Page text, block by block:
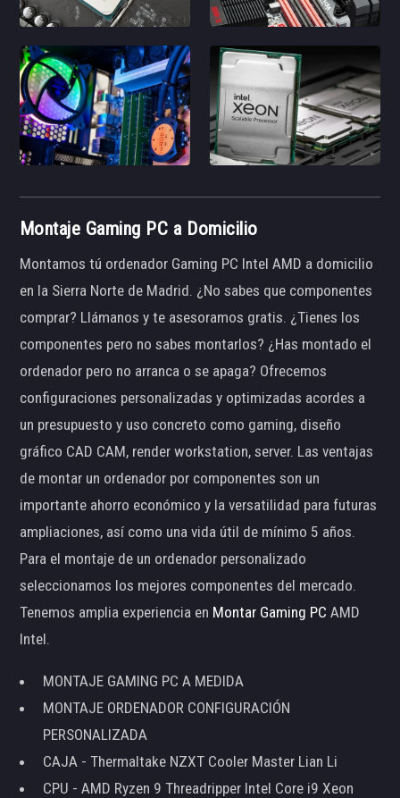
Montaje Gaming PC a Domicilio
Montamos tú ordenador Gaming PC Intel AMD a domicilio
en la Sierra Norte de Madrid. ¿No sabes que componentes
comprar? Llámanos y te asesoramos gratis. ¿Tienes los
componentes pero no sabes montarlos? ¿Has montado el
ordenador pero no arranca o se apaga? Ofrecemos
configuraciones personalizadas y optimizadas acordes a
un presupuesto y uso concreto como gaming, diseño
gráfico CAD CAM, render workstation, server. Las ventajas
de montar un ordenador por componentes son un
importante ahorro económico y la versatilidad para futuras
ampliaciones, así como una vida útil de mínimo 5 años.
Para el montaje de un ordenador personalizado
seleccionamos los mejores componentes del mercado.
Tenemos amplia experiencia en Montar Gaming PC AMD
Intel.
MONTAJE GAMING PC A MEDIDA
MONTAJE ORDENADOR CONFIGURACIÓN
PERSONALIZADA
CAJA - Thermaltake NZXT Cooler Master Lian Li
CPU - AMD Ryzen 9 Threadripper Intel Core i9 Xeon